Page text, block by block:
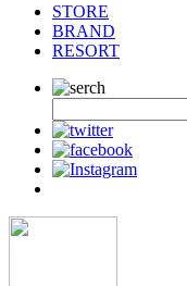
STORE
BRAND
RESORT